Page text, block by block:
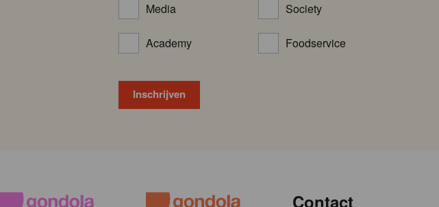
Media
Society
Academy Foodservice
Contact